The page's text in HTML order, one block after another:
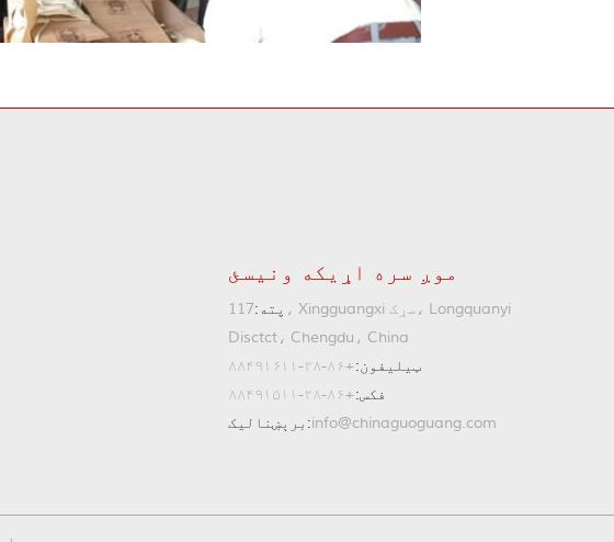
موږ سره اړیکه ونیسئ
پته:117، Xingguangxi سړک، Longquanyi
Disctct، Chengdu، China
ټیلیفون:+۸۶-۲۸-۸۸۴۹۱۶۱۱
فکس:+۸۶-۲۸-۸۸۴۹۱۵۱۱
برېښنالیک:info@chinaguoguang.com